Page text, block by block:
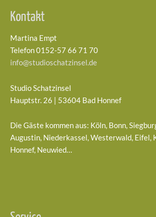
Kontakt
Martina Empt
Telefon 0152-57 66 71 70
info@studioschatzinsel.de
Studio Schatzinsel
Hauptstr. 26 | 53604 Bad Honnef
Die Gäste kommen aus: Köln, Bonn,
Augustin, Niederkassel, Westerwald, Eifel,
Honnef, Neuwied…